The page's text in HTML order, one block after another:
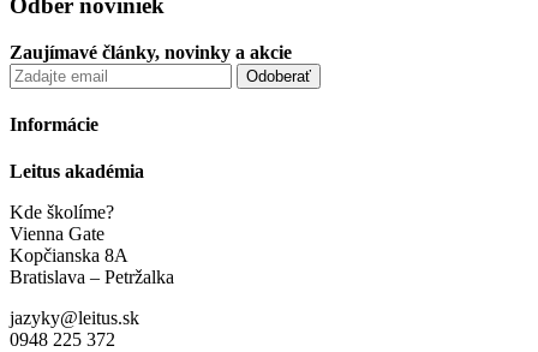
Odber noviniek
Zaujímavé články, novinky a akcie
Informácie
Leitus akadémia
Kde školíme?
Vienna Gate
Kopčianska 8A
Bratislava – Petržalka
jazyky@leitus.sk
0948 225 372